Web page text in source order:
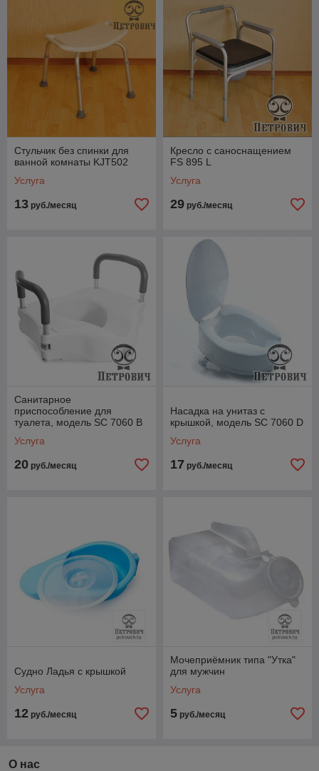
Стульчик без спинки для
ванной комнаты KJT502
Услуга
13 руб./месяц
Кресло с саноснащением
FS 895 L
Услуга
29 руб./месяц
Санитарное
приспособление для
туалета, модель SC 7060 B
Услуга
20 руб./месяц
Насадка на унитаз с
крышкой, модель SC 7060 D
Услуга
17 руб./месяц
Судно Ладья с крышкой
Услуга
12 руб./месяц
Мочеприёмник типа "Утка"
для мужчин
Услуга
5 руб./месяц
О нас